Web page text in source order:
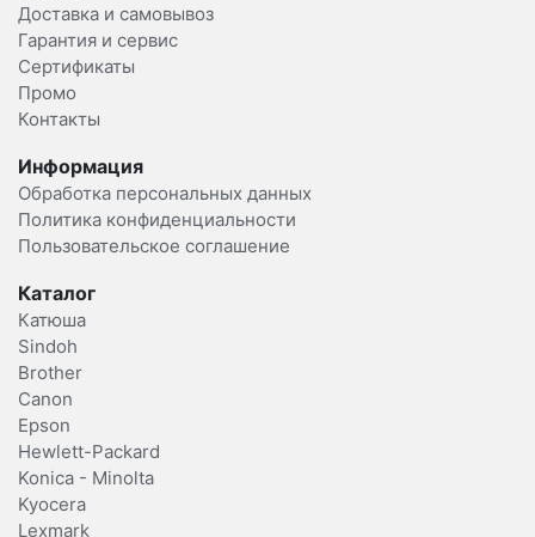
Доставка и самовывоз
Гарантия и сервис
Сертификаты
Промо
Контакты
Информация
Обработка персональных данных
Политика конфиденциальности
Пользовательское соглашение
Каталог
Катюша
Sindoh
Brother
Canon
Epson
Hewlett-Packard
Konica - Minolta
Kyocera
Lexmark